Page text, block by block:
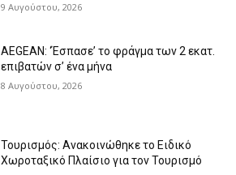
9 Αυγούστου, 2026
AEGEAN: ‘Έσπασε’ το φράγμα των 2 εκατ.
επιβατών σ’ ένα μήνα
8 Αυγούστου, 2026
Τουρισμός: Ανακοινώθηκε το Ειδικό
Χωροταξικό Πλαίσιο για τον Τουρισμό